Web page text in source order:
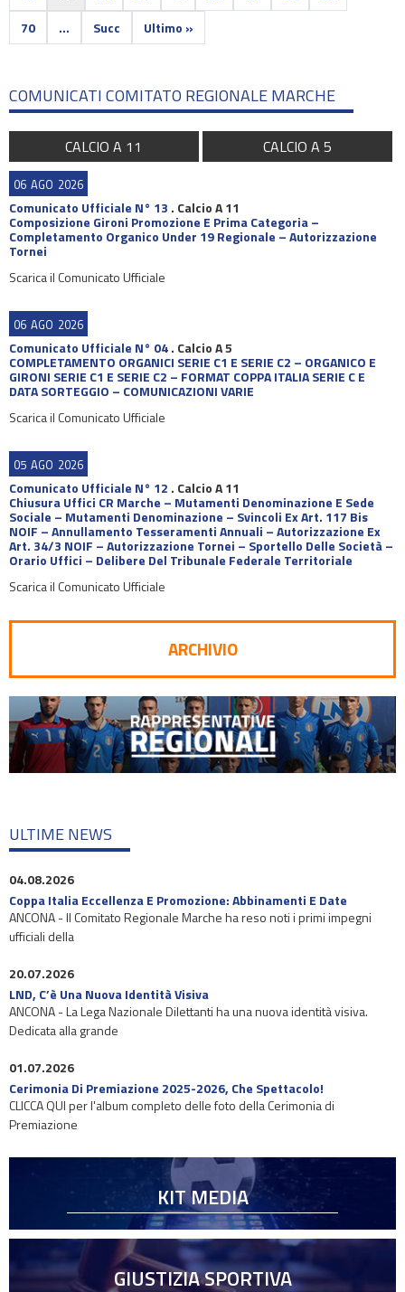
70
... Succ Ultimo »
COMUNICATI COMITATO REGIONALE MARCHE
CALCIO A 11 CALCIO A 5
06 AGO 2026
Comunicato Ufficiale N° 13 . Calcio A 11
Composizione Gironi Promozione E Prima Categoria –
Completamento Organico Under 19 Regionale – Autorizzazione
Tornei
Scarica il Comunicato Ufficiale
06 AGO 2026
Comunicato Ufficiale N° 04. Calcio A 5
COMPLETAMENTO ORGANICI SERIE C1 E SERIE C2 – ORGANICO E
GIRONI SERIE C1 E SERIE C2 – FORMAT COPPA ITALIA SERIE C E
DATA SORTEGGIO – COMUNICAZIONI VARIE
Scarica il Comunicato Ufficiale
05 AGO 2026
Comunicato Ufficiale N° 12 . Calcio A 11
Chiusura Uffici CR Marche – Mutamenti Denominazione E Sede
Sociale – Mutamenti Denominazione – Svincoli Ex Art. 117 Bis
NOIF – Annullamento Tesseramenti Annuali – Autorizzazione Ex
Art. 34/3 NOIF – Autorizzazione Tornei – Sportello Delle Società –
Orario Uffici – Delibere Del Tribunale Federale Territoriale
Scarica il Comunicato Ufficiale
ARCHIVIO
ULTIME NEWS
04.08.2026
Coppa Italia Eccellenza E Promozione: Abbinamenti E Date
ANCONA - Il Comitato Regionale Marche ha reso noti i primi impegni
ufficiali della
20.07.2026
LND, C’è Una Nuova Identità Visiva
ANCONA - La Lega Nazionale Dilettanti ha una nuova identità visiva.
Dedicata alla grande
01.07.2026
Cerimonia Di Premiazione 2025-2026, Che Spettacolo!
CLICCA QUI per l'album completo delle foto della Cerimonia di
Premiazione
KIT MEDIA
GIUSTIZIA SPORTIVA